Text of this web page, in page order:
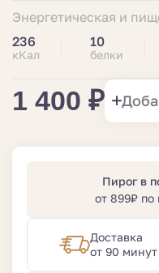
Энергетическая и
236
кКал
10
белки
1 400 ₽
Пирог в
от 899₽ по
Доставка
от 90 минут